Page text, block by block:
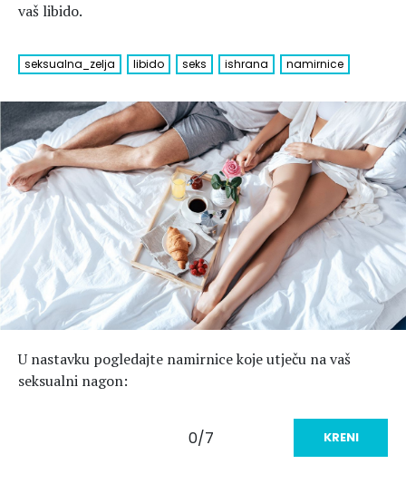
Tablica kalorija
Lifestyle
Bodybuilding
Ishrana
Hedonizam
MAGAZIN
Njega nje
Njega njega
Šminka
Tehnologija
KALORIJE
vaš libido.
seksualna_zelja libido seks ishrana namirnice
U nastavku pogledajte namirnice koje utječu na vaš
seksualni nagon:
0/7 KRENI